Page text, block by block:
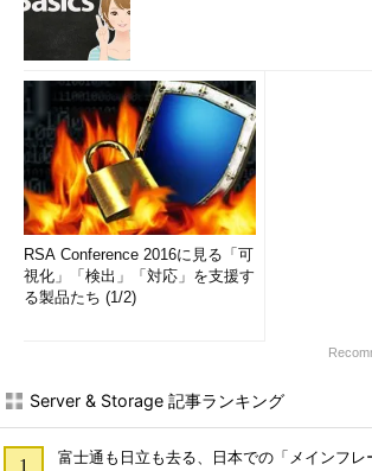
RSA Conference 2016に見る「可
視化」「検出」「対応」を支援す
る製品たち (1/2)
Server & Storage 記事ランキング
富士通も日立も去る、日本での「メインフ